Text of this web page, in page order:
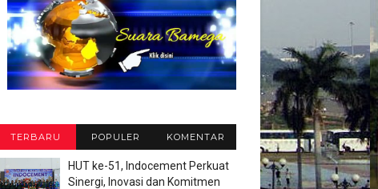
TERBARU POPULER KOMENTAR
HUT ke-51, Indocement Perkuat
Sinergi, Inovasi dan Komitmen